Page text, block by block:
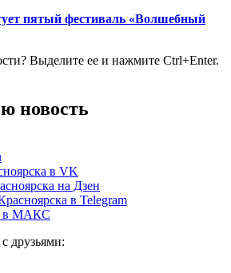
пятый фестиваль «Волшебный
Выделите ее и нажмите Ctrl+Enter.
новость
в VK
на Дзен
в Telegram
в МАКС
друзьями: